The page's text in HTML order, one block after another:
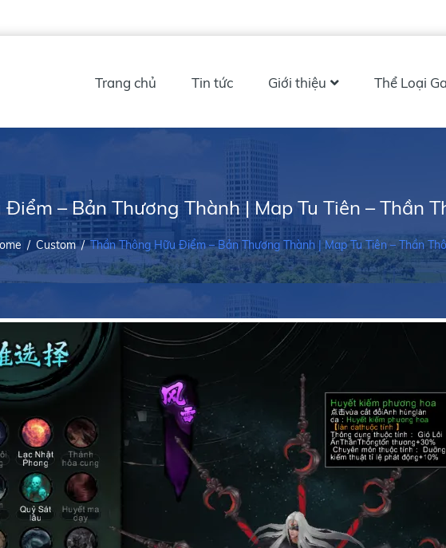
Trang chủ Tin tức Giới thiệu Thể Loại
– Bản Thương Thành | Map Tu Tiên – Thần
/ Custom /Thần Thông Hữu Điểm – Bản Thương Thành | Map Tu Tiên – Thần